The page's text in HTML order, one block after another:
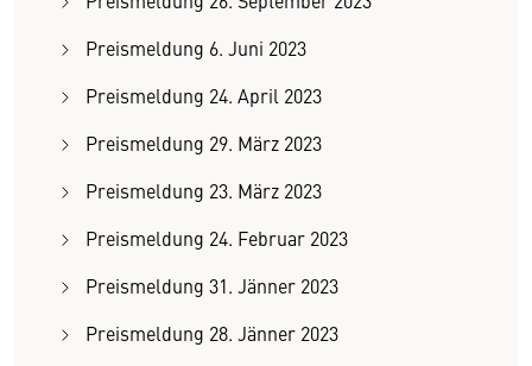
Preismeldung 6. Juni 2023
Preismeldung 24. April 2023
Preismeldung 29. März 2023
Preismeldung 23. März 2023
Preismeldung 24. Februar 2023
Preismeldung 31. Jänner 2023
Preismeldung 28. Jänner 2023